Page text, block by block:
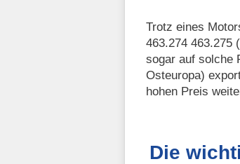
Trotz eines
463.274 463.275
sogar auf solche
Osteuropa)
hohen Preis
Die